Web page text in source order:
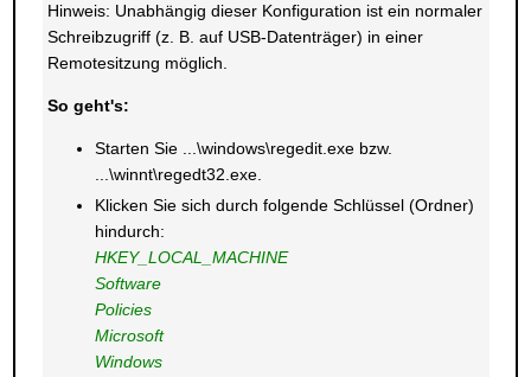
Hinweis: Unabhängig dieser Konfiguration ist ein normaler
Schreibzugriff (z. B. auf USB-Datenträger) in einer
Remotesitzung möglich.
So geht's:
Starten Sie ...\windows\regedit.exe bzw.
...\winnt\regedt32.exe.
Klicken Sie sich durch folgende Schlüssel (Ordner)
hindurch:
HKEY_LOCAL_MACHINE
Software
Policies
Microsoft
Windows